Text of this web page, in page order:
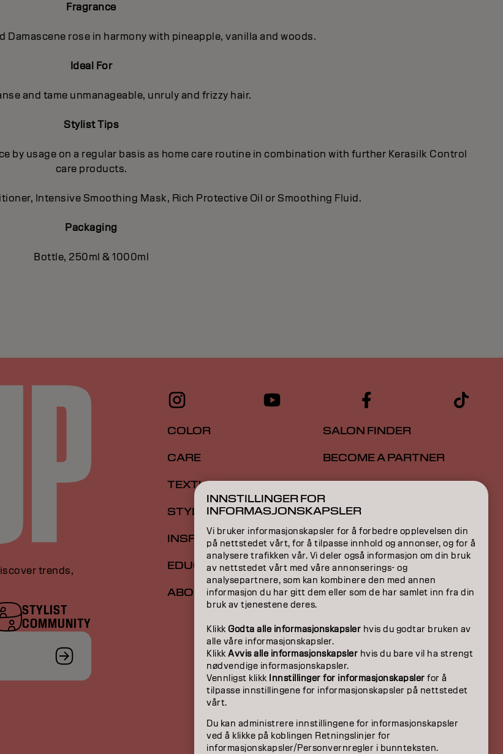
Fragrance
Damascene rose in harmony with pineapple, vanilla and woods.
Ideal For
and tame unmanageable, unruly and frizzy hair.
Stylist Tips
by usage on a regular basis as home care routine in combination with further Kerasilk Control
care products.
Intensive Smoothing Mask, Rich Protective Oil or Smoothing Fluid.
Packaging
Bottle, 250ml & 1000ml
trends,
STYLIST
COMMUNITY
COLOR
CARE
TEXTURE
STYLING
INSPIRATION
EDUCATION
ABOUT
SALON FINDER
BECOME A PARTNER
CONTACT US
NO | Norweian
INNSTILLINGER FOR
INFORMASJONSKAPSLER
Vi bruker informasjonskapsler for å forbedre opplevelsen din
på nettstedet vårt, for å tilpasse innhold og annonser, og for å
analysere trafikken vår. Vi deler også informasjon om din bruk
av nettstedet vårt med våre annonserings- og
analysepartnere, som kan kombinere den med annen
informasjon du har gitt dem eller som de har samlet inn fra din
bruk av tjenestene deres.
Klikk Godta alle informasjonskapsler hvis du godtar bruken av
alle våre informasjonskapsler.
Klikk Avvis alle informasjonskapsler hvis du bare vil ha strengt
nødvendige informasjonskapsler.
Vennligst klikk Innstillinger for informasjonskapsler for å
tilpasse innstillingene for informasjonskapsler på nettstedet
vårt.
Du kan administrere innstillingene for informasjonskapsler
ved å klikke på koblingen Retningslinjer for
informasjonskapsler/Personvernregler i bunnteksten.